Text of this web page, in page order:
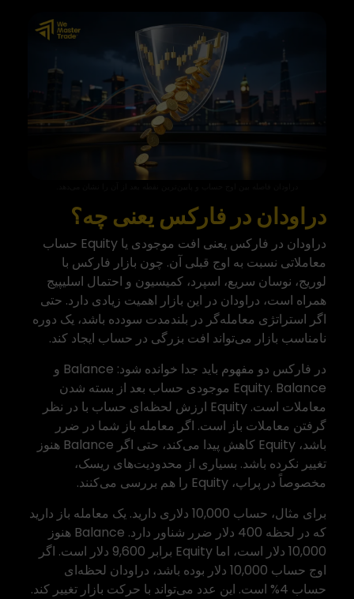
دراودان در فارکس یعنی چه؟
دراودان در فارکس یعنی افت موجودی یا Equity حساب
معاملاتی نسبت به اوج قبلی آن. چون بازار فارکس با
لوریج، نوسان سریع، اسپرد، کمیسیون و احتمال اسلیپیج
همراه است، دراودان در این بازار اهمیت زیادی دارد. حتی
اگر استراتژی معامله‌گر در بلندمدت سودده باشد، یک دوره
نامناسب بازار می‌تواند افت بزرگی در حساب ایجاد کند.
در فارکس دو مفهوم باید جدا خوانده شود: Balance و
Equity. Balance موجودی حساب بعد از بسته شدن
معاملات است. Equity ارزش لحظه‌ای حساب با در نظر
گرفتن معاملات باز است. اگر معامله باز شما در ضرر
باشد، Equity کاهش پیدا می‌کند، حتی اگر Balance هنوز
تغییر نکرده باشد. بسیاری از محدودیت‌های ریسک،
مخصوصاً در پراپ، Equity را هم بررسی می‌کنند.
برای مثال، حساب 10,000 دلاری دارید. یک معامله باز دارید
که در لحظه 400 دلار
ضرر شناور
دارد. Balance هنوز
10,000 دلار است، اما Equity برابر 9,600 دلار است. اگر
اوج حساب 10,000 دلار بوده باشد، دراودان لحظه‌ای
حساب 4% است. این عدد می‌تواند با حرکت بازار تغییر کند.